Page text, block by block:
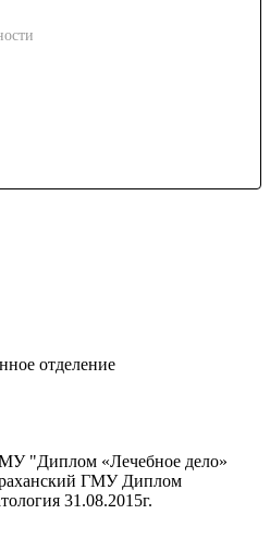
отделение
"Диплом «Лечебное дело»
ГМУ Диплом
31.08.2015г.